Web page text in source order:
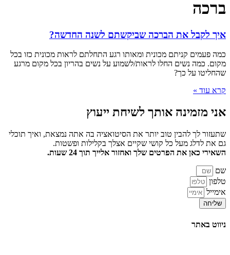
ברכה
איך לקבל את הברכה שביקשתם לשנה החדשה?
כמה פעמים קניתם מכונית ומאותו רגע התחלתם לראות מכונית כזו בכל
מקום. כמה נשים החלו לראות/לשמוע על נשים בהריון בכל מקום מרגע
שהחליטו על כך?
קרא עוד »
אני מזמינה אותך לשיחת ייעוץ
שתעזור לך להבין טוב יותר את הסיטואציה בה אתה נמצאת, ואיך תוכלי
גם את לדלג מעל כל קושי שקיים אצלך בקלילות ופשטות.
השאירי כאן את הפרטים שלך ואחזור אלייך תוך 24 שעות.
שם
טלפון
אימייל
שליחה
ניווט באתר